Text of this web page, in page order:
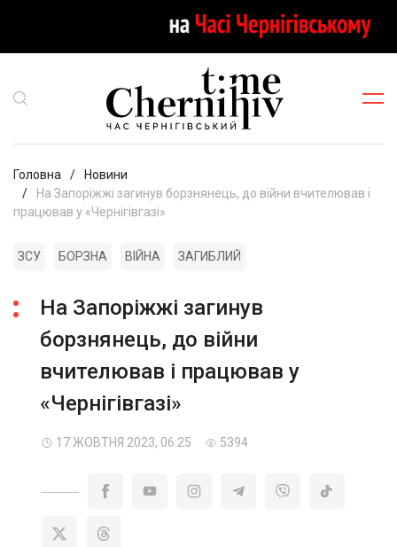
Головна
Новини
На Запоріжжі загинув борзнянець, до війни вчителював і
працював у «Чернігівгазі»
ЗСУ БОРЗНА ВІЙНА ЗАГИБЛИЙ
На Запоріжжі загинув
борзнянець, до війни
вчителював і працював у
«Чернігівгазі»
17 ЖОВТНЯ 2023, 06:25 5394